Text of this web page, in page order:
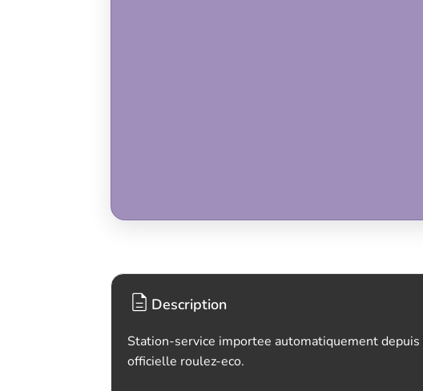
Description
Station-service importee automatiquement depuis
officielle roulez-eco.